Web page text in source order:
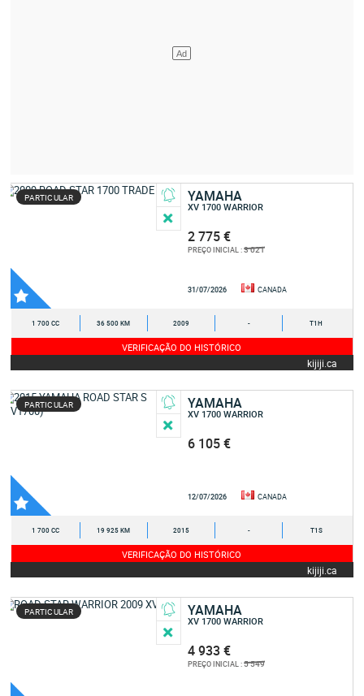
PARTICULAR YAMAHA
XV 1700 WARRIOR
2 775 €
PREÇO INICIAL :3 021
31/07/2026 CANADA
1 700 CC 36 500 KM 2009 - T1H
VERIFICAÇÃO DO HISTÓRICO
kijiji.ca
PARTICULAR YAMAHA
XV 1700 WARRIOR
6 105 €
12/07/2026 CANADA
1 700 CC 19 925 KM 2015 - T1S
VERIFICAÇÃO DO HISTÓRICO
kijiji.ca
PARTICULAR YAMAHA
XV 1700 WARRIOR
4 933 €
PREÇO INICIAL :5 549